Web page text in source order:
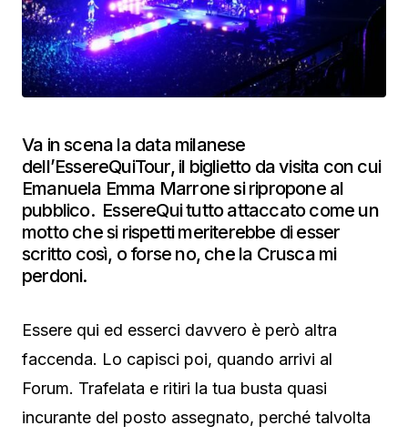
Va in scena la data milanese
dell’EssereQuiTour, il biglietto da visita con cui
Emanuela Emma Marrone si ripropone al
pubblico. EssereQui tutto attaccato come un
motto che si rispetti meriterebbe di esser
scritto così, o forse no, che la Crusca mi
perdoni.
Essere qui ed esserci davvero è però altra
faccenda. Lo capisci poi, quando arrivi al
Forum. Trafelata e ritiri la tua busta quasi
incurante del posto assegnato, perché talvolta